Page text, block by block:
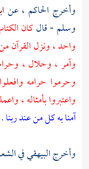
وأخرج الحاكم ، عن
وسلم - قالكان
واحد ، ونزل القرآن
وآمر ، وحلال ،
وحرموا حرامه
واعتبروا بأمثاله ،
آمنا به كل من عند ربنا.
وأخرجالبيهقيفي